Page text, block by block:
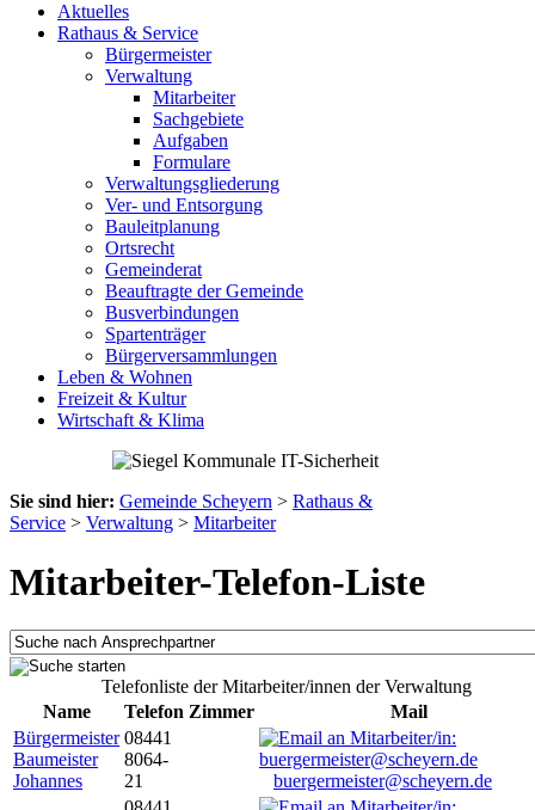
Aktuelles
Rathaus & Service
Bürgermeister
Verwaltung
Mitarbeiter
Sachgebiete
Aufgaben
Formulare
Verwaltungsgliederung
Ver- und Entsorgung
Bauleitplanung
Ortsrecht
Gemeinderat
Beauftragte der Gemeinde
Busverbindungen
Spartenträger
Bürgerversammlungen
Leben & Wohnen
Freizeit & Kultur
Wirtschaft & Klima
Sie sind hier: Gemeinde Scheyern > Rathaus &
Service > Verwaltung > Mitarbeiter
Mitarbeiter-Telefon-Liste
Telefonliste der Mitarbeiter/innen der Verwaltung
Name
Telefon Zimmer
Mail
Bürgermeister
Baumeister
Johannes
08441
8064-
21
buergermeister@scheyern.de